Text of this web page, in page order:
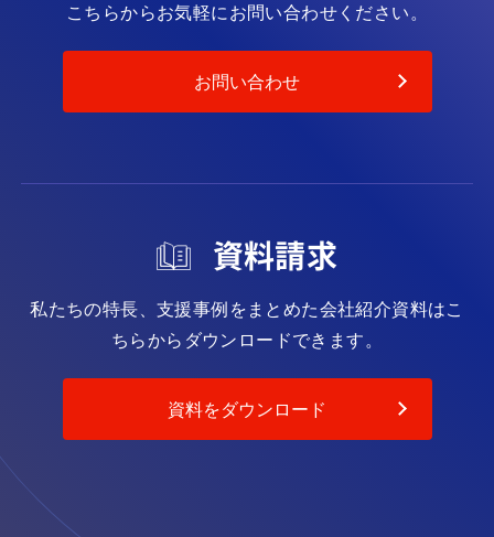
こちらからお気軽にお問い合わせください。
お問い合わせ
資料請求
私たちの特長、支援事例をまとめた会社紹介資料はこ
ちらからダウンロードできます。
資料をダウンロード